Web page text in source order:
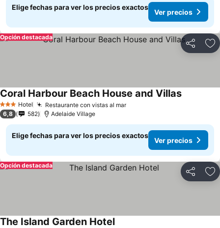
Elige fechas para ver los precios exactos
Ver precios
Compartir
Opción destacada
3 Estrellas
Hotel Restaurante con vistas al mar
Coral Harbour Beach House and Villas
6,8 582 Adelaide Village
Elige fechas para ver los precios exactos
Ver precios
Compartir
Opción destacada
The Island Garden Hotel